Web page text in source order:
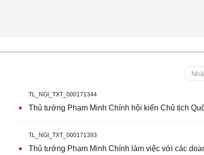
TL_NGI_TXT_000171344
Thủ tướng Phạm Minh Chính hội kiến Chủ tịch
TL_NGI_TXT_000171393
Thủ tướng Phạm Minh Chính làm việc với các